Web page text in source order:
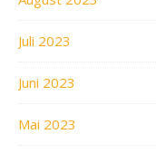
Juli 2023
Juni 2023
Mai 2023